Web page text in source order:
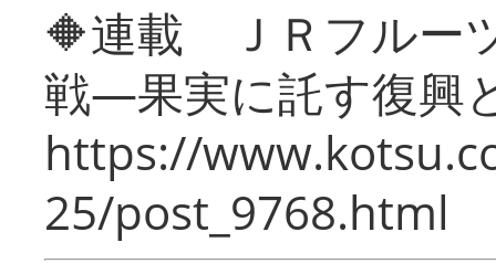
🔶連載 ＪＲフルー
戦―果実に託す復興
https://
25/post_9768.html